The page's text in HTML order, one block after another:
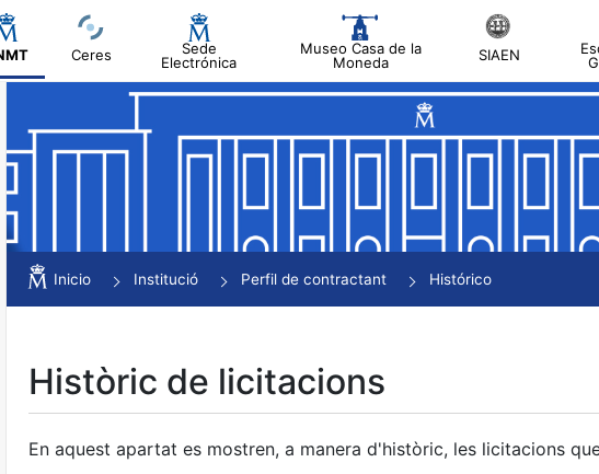
Ceres
Sede
Electrónica
Museo Casa de la
Moneda
SIAEN
Mostra/Amaga
Mostra/Amaga
Inicio Institució Perfil de contractant Histórico
Històric de licitacions
En aquest apartat es mostren, a manera d'històric, les licitacions